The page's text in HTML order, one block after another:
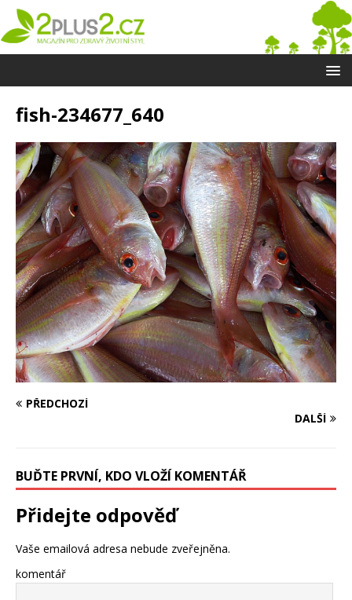
fish-234677_640
PŘEDCHOZÍ
DALŠÍ
BUĎTE PRVNÍ, KDO VLOŽÍ KOMENTÁŘ
Přidejte odpověď
Vaše emailová adresa nebude zveřejněna.
komentář